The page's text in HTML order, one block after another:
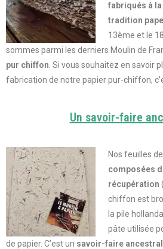
fabriqués à
tradition
13ème et le
sommes parmi les derniers Moulin de
pur chiffon Si vous souhaitez en savoir
fabrication de notre papier pur-chiffon,
Un savoir-faire
Nos feuilles
composées
récupération
chiffon est
la pile
pâte utilisée
de papier. C’est un savoir-faire ancestral